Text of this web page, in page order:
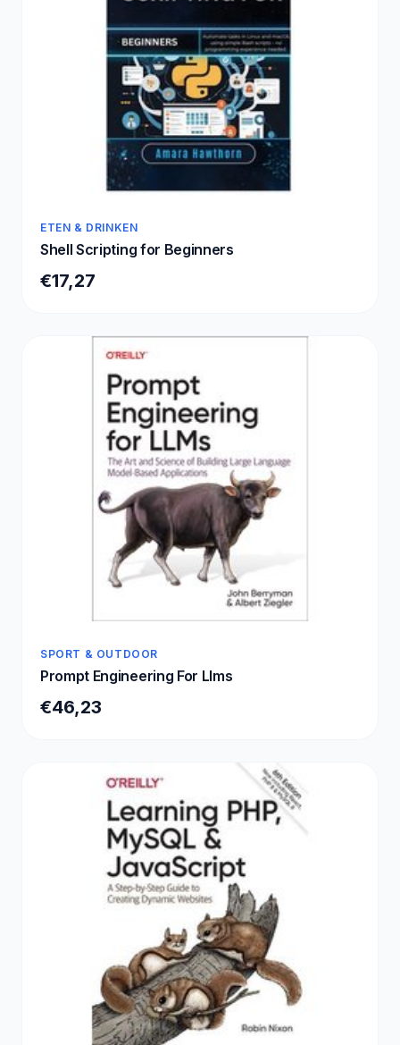
ETEN & DRINKEN
Shell Scripting for Beginners
€17,27
SPORT & OUTDOOR
Prompt Engineering For Llms
€46,23